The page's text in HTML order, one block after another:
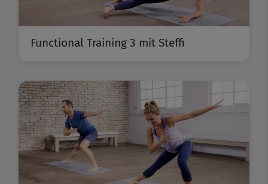
Functional Training 3 mit Steffi